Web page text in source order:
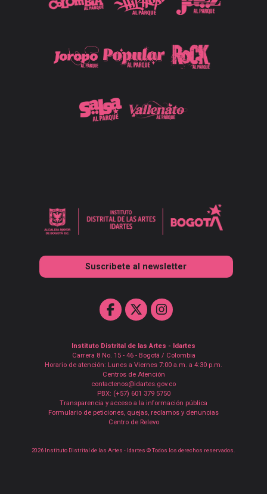
Instituto Distrital de las Artes - Idartes
Carrera 8 No. 15 - 46 - Bogotá / Colombia
Horario de atención: Lunes a Viernes 7:00 a.m. a 4:30 p.m.
Centros de Atención
contactenos@idartes.gov.co
PBX: (+57) 601 379 5750
Transparencia y acceso a la información pública
Formulario de peticiones, quejas, reclamos y denuncias
Centro de Relevo
Suscribete al newsletter
2026 Instituto Distrital de las Artes - Idartes © Todos los derechos reservados.